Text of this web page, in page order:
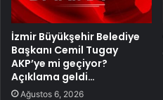
İzmir Büyükşehir Belediye
Başkanı Cemil Tugay
AKP’ye mi geçiyor?
Açıklama geldi…
Ağustos 6, 2026